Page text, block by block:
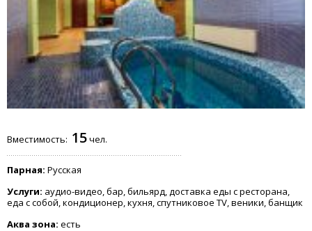
Вместимость: 15чел.
Парная: Русская
Услуги: аудио-видео, бар, бильярд, доставка еды с ресторана,
еда с собой, кондиционер, кухня, спутниковое TV, веники, банщик
Аква зона: есть